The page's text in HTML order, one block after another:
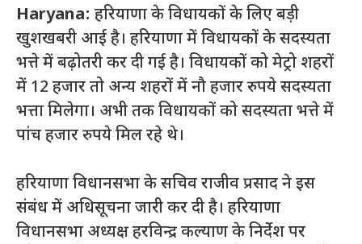
Haryana: हरियाणा के विधायकों के लिए बड़ी
खुशखबरी आई है। हरियाणा में विधायकों के सदस्यता
भत्ते में बढ़ोतरी कर दी गई है। विधायकों को मेट्रो शहरों
में 12 हजार तो अन्य शहरों में नौ हजार रुपये सदस्यता
भत्ता मिलेगा। अभी तक विधायकों को सदस्यता भत्ते में
पांच हजार रुपये मिल रहे थे।
हरियाणा विधानसभा के सचिव राजीव प्रसाद ने इस
संबंध में अधिसूचना जारी कर दी है। हरियाणा
विधानसभा अध्यक्ष हरविन्द्र कल्याण के निर्देश पर